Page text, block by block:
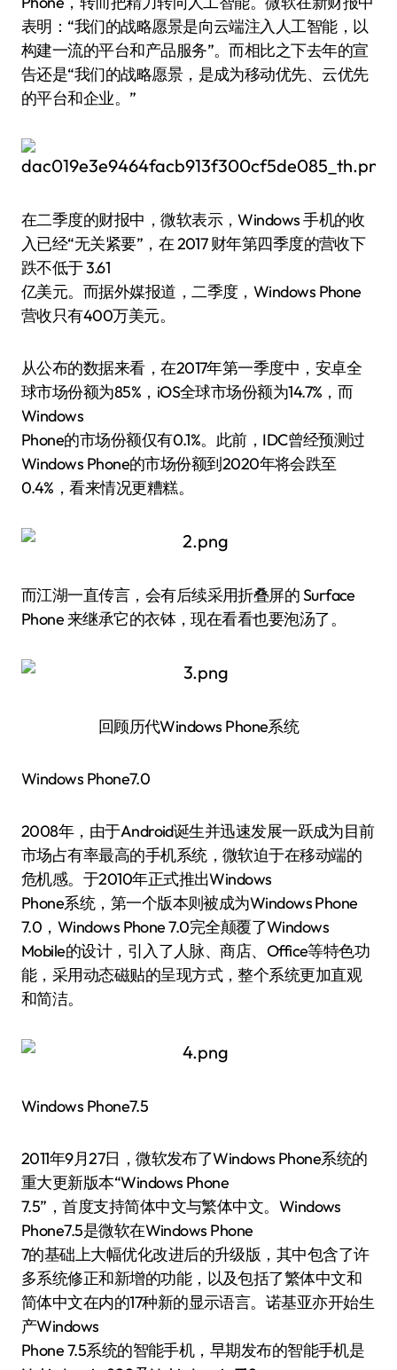
表明：“我们的战略愿景是向云端注入人工智能，以
构建一流的平台和产品服务”。而相比之下去年的宣
告还是“我们的战略愿景，是成为移动优先、云优先
的平台和企业。”
在二季度的财报中，微软表示，Windows 手机的收
入已经“无关紧要”，在 2017 财年第四季度的营收下
跌不低于 3.61
亿美元。而据外媒报道，二季度，Windows Phone
营收只有400万美元。
从公布的数据来看，在2017年第一季度中，安卓全
球市场份额为85%，iOS全球市场份额为14.7%，而
Windows
Phone的市场份额仅有0.1%。此前，IDC曾经预测过
Windows Phone的市场份额到2020年将会跌至
0.4%，看来情况更糟糕。
而江湖一直传言，会有后续采用折叠屏的 Surface
Phone 来继承它的衣钵，现在看看也要泡汤了。
回顾历代Windows Phone系统
Windows Phone7.0
2008年，由于Android诞生并迅速发展一跃成为目前
市场占有率最高的手机系统，微软迫于在移动端的
危机感。于2010年正式推出Windows
Phone系统，第一个版本则被成为Windows Phone
7.0，Windows Phone 7.0完全颠覆了Windows
Mobile的设计，引入了人脉、商店、Office等特色功
能，采用动态磁贴的呈现方式，整个系统更加直观
和简洁。
Windows Phone7.5
2011年9月27日，微软发布了Windows Phone系统的
重大更新版本“Windows Phone
7.5”，首度支持简体中文与繁体中文。Windows
Phone7.5是微软在Windows Phone
7的基础上大幅优化改进后的升级版，其中包含了许
多系统修正和新增的功能，以及包括了繁体中文和
简体中文在内的17种新的显示语言。诺基亚亦开始生
产Windows
Phone 7.5系统的智能手机，早期发布的智能手机是